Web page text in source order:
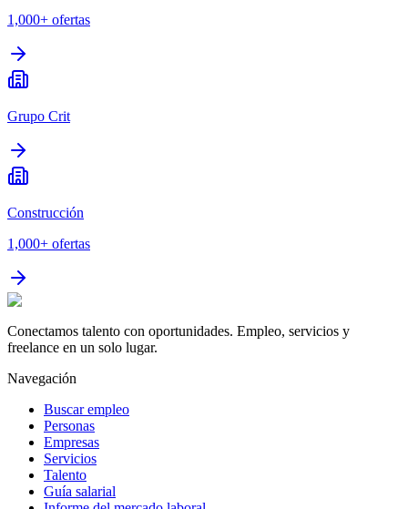
1,000+ ofertas
Grupo Crit
Construcción
1,000+ ofertas
Conectamos talento con oportunidades. Empleo, servicios y
freelance en un solo lugar.
Navegación
Buscar empleo
Personas
Empresas
Servicios
Talento
Guía salarial